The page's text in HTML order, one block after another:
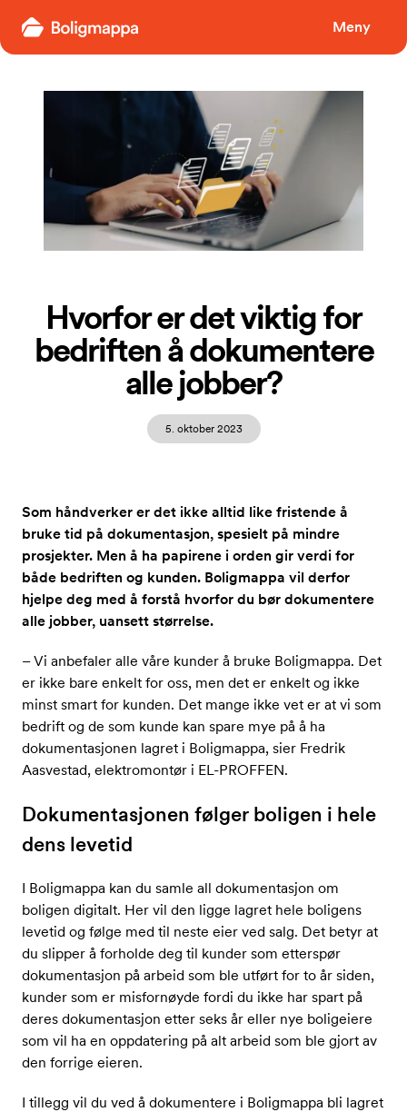
Boligmappa Meny
Hvorfor er det viktig for
bedriften å dokumentere
alle jobber?
5. oktober 2023
Som håndverker er det ikke alltid like fristende å
bruke tid på dokumentasjon, spesielt på mindre
prosjekter. Men å ha papirene i orden gir verdi for
både bedriften og kunden. Boligmappa vil derfor
hjelpe deg med å forstå hvorfor du bør dokumentere
alle jobber, uansett størrelse.
– Vi anbefaler alle våre kunder å bruke Boligmappa. Det
er ikke bare enkelt for oss, men det er enkelt og ikke
minst smart for kunden. Det mange ikke vet er at vi som
bedrift og de som kunde kan spare mye på å ha
dokumentasjonen lagret i Boligmappa, sier Fredrik
Aasvestad, elektromontør i EL-PROFFEN.
Dokumentasjonen følger boligen i hele
dens levetid
I Boligmappa kan du samle all dokumentasjon om
boligen digitalt. Her vil den ligge lagret hele boligens
levetid og følge med til neste eier ved salg. Det betyr at
du slipper å forholde deg til kunder som etterspør
dokumentasjon på arbeid som ble utført for to år siden,
kunder som er misfornøyde fordi du ikke har spart på
deres dokumentasjon etter seks år eller nye boligeiere
som vil ha en oppdatering på alt arbeid som ble gjort av
den forrige eieren.
I tillegg vil du ved å dokumentere i Boligmappa bli lagret